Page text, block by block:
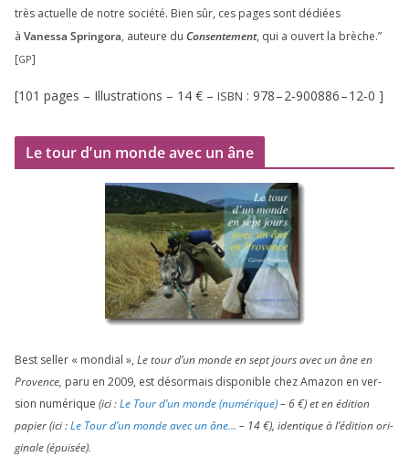
très actuelle de notre socié­té. Bien sûr, ces pages sont dédiées
à Vanessa Springora, auteure du Consentement, qui a ouvert la brèche.”
[GP]
[101 pages – Illustrations – 14 € – ISBN : 978–2‑900886–12‑0 ]
Le tour d’un monde avec un âne
Best sel­ler « mon­dial », Le tour d’un monde en sept jours avec un âne en
Provence, paru en 2009, est désor­mais dis­po­nible chez Amazon en ver­
sion numé­rique (ici :Le Tour d’un monde (numé­rique)–6€) et en édi­tion
papier (ici :Le Tour d’un monde avec un âne… – 14€), iden­tique à l’é­di­tion ori­
gi­nale (épui­sée).